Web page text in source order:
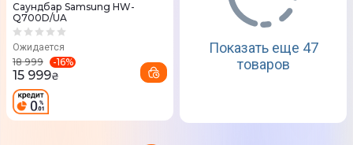
Саундбар Samsung HW-
Q700D/UA
Ожидается
18 999 -16%
15 999₴
Показать еще 47
товаров